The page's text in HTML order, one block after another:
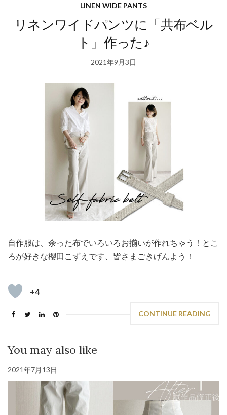
LINEN WIDE PANTS
リネンワイドパンツに「共布ベル
ト」作った♪
2021年9月3日
自作服は、余った布でいろいろお揃いが作れちゃう！とこ
ろが好きな櫻田こずえです、皆さまごきげんよう！
+4
CONTINUE READING
You may also like
2021年7月13日